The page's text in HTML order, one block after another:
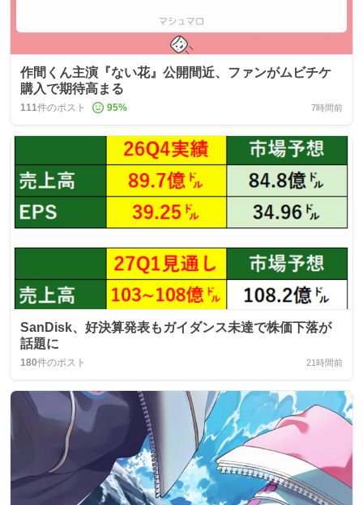
作間くん主演『ない花』公開間近、ファンがムビチケ
購入で期待高まる
111件のポスト 95% 7時間前
SanDisk、好決算発表もガイダンス未達で株価下落が
話題に
180件のポスト 21時間前